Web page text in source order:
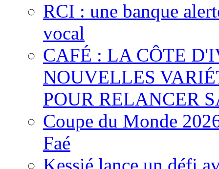
RCI : une banque
vocal
CAFÉ : LA CÔTE
NOUVELLES
POUR RELANCER
Coupe du Monde
Faé